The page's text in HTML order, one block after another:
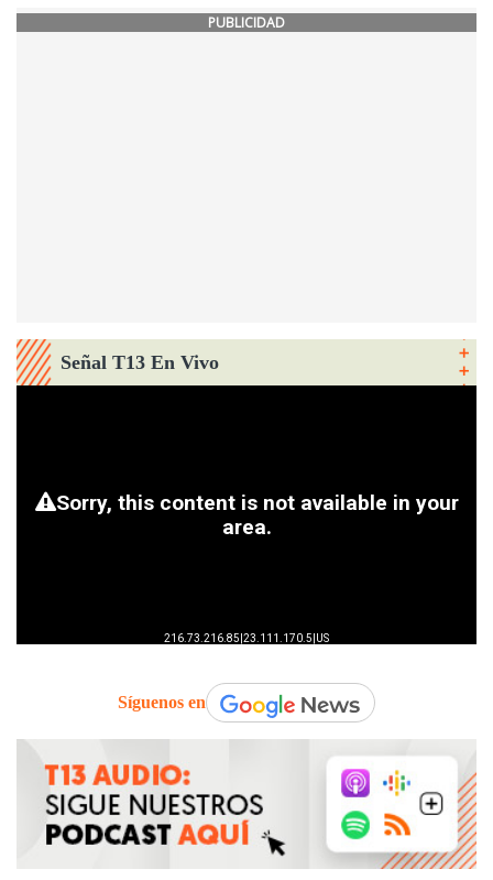
PUBLICIDAD
Señal T13 En Vivo
Síguenos en